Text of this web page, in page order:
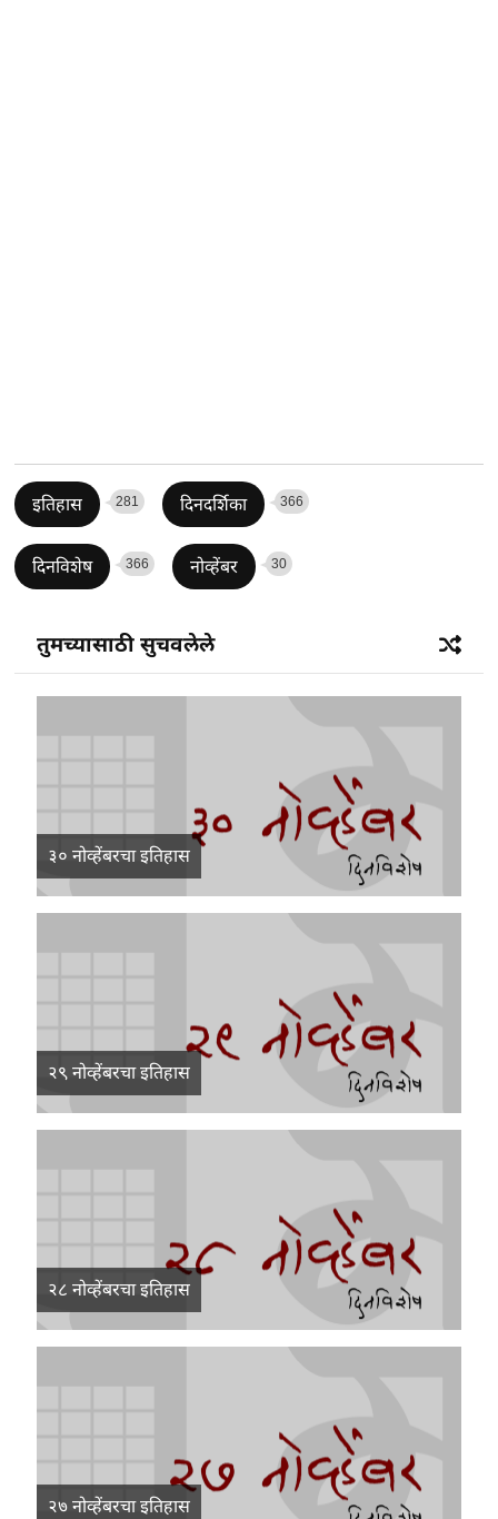
इतिहास 281 दिनदर्शिका 366
दिनविशेष 366 नोव्हेंबर 30
तुमच्यासाठी सुचवलेले
३० नोव्हेंबरचा इतिहास
२९ नोव्हेंबरचा इतिहास
२८ नोव्हेंबरचा इतिहास
२७ नोव्हेंबरचा इतिहास